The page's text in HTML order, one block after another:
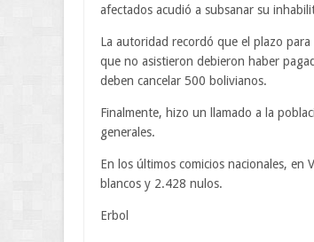
afectados acudió a subsanar su
La autoridad recordó que el plazo
que no asistieron debieron haber
deben cancelar 500 bolivianos.
Finalmente, hizo un llamado a la
generales.
En los últimos comicios nacionales,
blancos y 2.428 nulos.
Erbol